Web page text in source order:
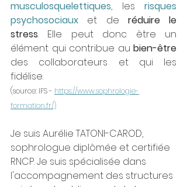
musculosquelettiques, les risques
psychosociaux et de réduire le
stress. Elle peut donc être un
élément qui contribue au bien-être
des collaborateurs et qui les
fidélise.
(source: IFS - https://www.sophrologie-
formation.fr/)
Je suis Aurélie TATONI-CAROD,
sophrologue diplômée et certifiée
RNCP. Je suis spécialisée dans
l'accompagnement des structures